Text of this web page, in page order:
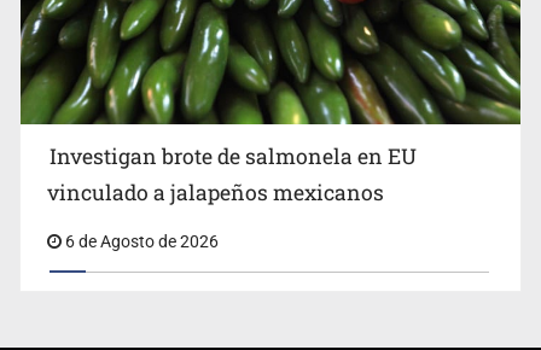
Investigan brote de salmonela en EU
vinculado a jalapeños mexicanos
6 de Agosto de 2026